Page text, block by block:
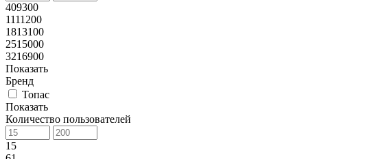
409300
1111200
1813100
2515000
3216900
Показать
Бренд
Топас
Показать
Количество пользователей
15